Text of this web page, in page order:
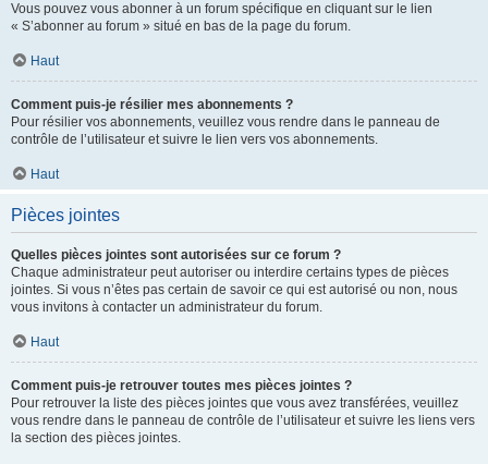
Vous pouvez vous abonner à un forum spécifique en cliquant sur le lien
« S’abonner au forum » situé en bas de la page du forum.
Haut
Comment puis-je résilier mes abonnements ?
Pour résilier vos abonnements, veuillez vous rendre dans le panneau de
contrôle de l’utilisateur et suivre le lien vers vos abonnements.
Haut
Pièces jointes
Quelles pièces jointes sont autorisées sur ce forum ?
Chaque administrateur peut autoriser ou interdire certains types de pièces
jointes. Si vous n’êtes pas certain de savoir ce qui est autorisé ou non, nous
vous invitons à contacter un administrateur du forum.
Haut
Comment puis-je retrouver toutes mes pièces jointes ?
Pour retrouver la liste des pièces jointes que vous avez transférées, veuillez
vous rendre dans le panneau de contrôle de l’utilisateur et suivre les liens vers
la section des pièces jointes.